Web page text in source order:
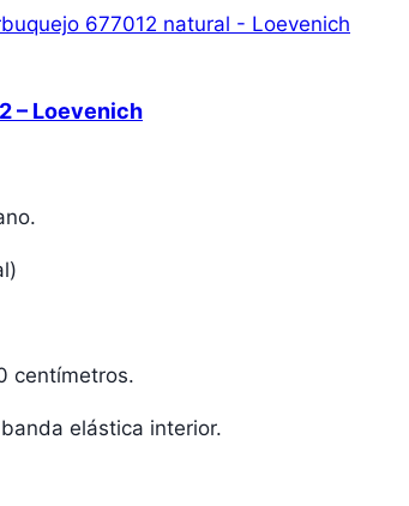
– Loevenich
centímetros.
elástica interior.